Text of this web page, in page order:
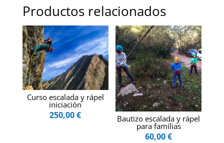
Productos relacionados
Curso escalada y rápel
iniciación
250,00€ Bautizo escalada y rápel
para famílias
60,00€